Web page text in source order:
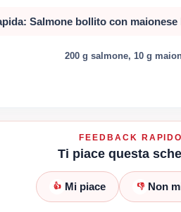
Salmone bollito con
200 g salmone, 10 g
FEEDBACK RAPIDO
Ti piace questa
👍 Mi piace 👎 Non